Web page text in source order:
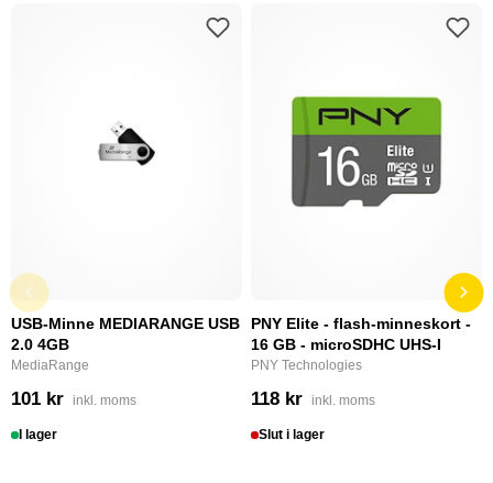
USB-Minne MEDIARANGE USB
2.0 4GB
MediaRange
101 kr inkl. moms
I lager
PNY Elite - flash-minneskort -
16 GB - microSDHC UHS-I
PNY Technologies
118 kr inkl. moms
Slut i lager